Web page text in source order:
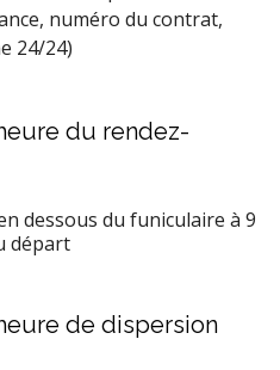
numéro du contrat,
24/24)
du rendez-
dessous du funiculaire à 9
départ
de dispersion